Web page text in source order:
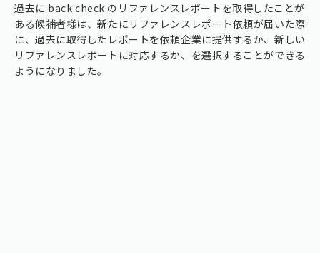
過去に back check のリファレンスレポートを取得したことが
ある候補者様は、新たにリファレンスレポート依頼が届いた際
に、過去に取得したレポートを依頼企業に提供するか、新しい
リファレンスレポートに対応するか、を選択することができる
ようになりました。